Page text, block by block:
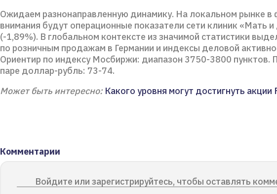
Ожидаем разнонаправленную динамику. На локальном рынке в
внимания будут операционные показатели сети клиник «Мать и
(-1,89%). В глобальном контексте из значимой статистики
по розничным продажам в Германии и индексы деловой
Ориентир по индексу Мосбиржи: диапазон 3750-3800 пунктов.
паре доллар-рубль: 73-74.
Может быть интересно: Какого уровня могут достигнуть акции
Комментарии
Войдите или зарегистрируйтесь, чтобы оставлять